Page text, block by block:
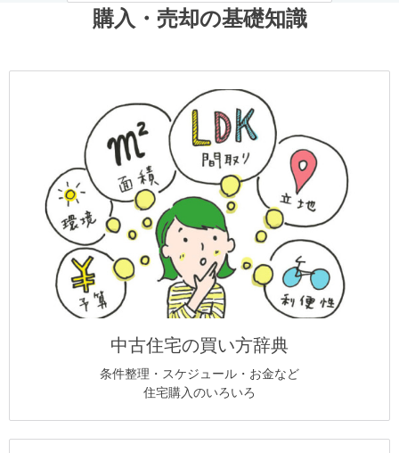
購入・売却の基礎知識
中古住宅の買い方辞典
条件整理・スケジュール・お金など
住宅購入のいろいろ